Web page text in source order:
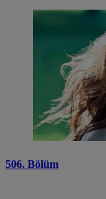
506. Bölüm